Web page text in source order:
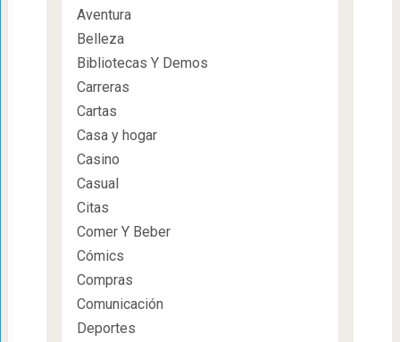
Aventura
Belleza
Bibliotecas Y Demos
Carreras
Cartas
Casa y hogar
Casino
Casual
Citas
Comer Y Beber
Cómics
Compras
Comunicación
Deportes